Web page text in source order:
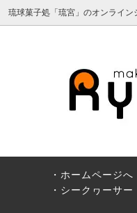
琉球菓子処「琉宮」のオンライン
サーターアン
・ホームページへ
・シークヮーサー